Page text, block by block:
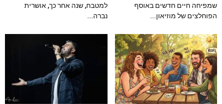
שמפיחה חיים חדשים באוסף
הפוחלצים של מוזיאון...
למטבח, שנה אחר כך, אושרית
נברה...